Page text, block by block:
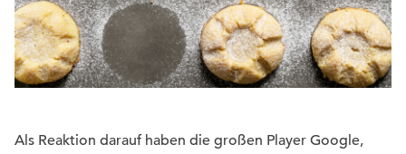
Als Reaktion darauf haben die großen Player Google,